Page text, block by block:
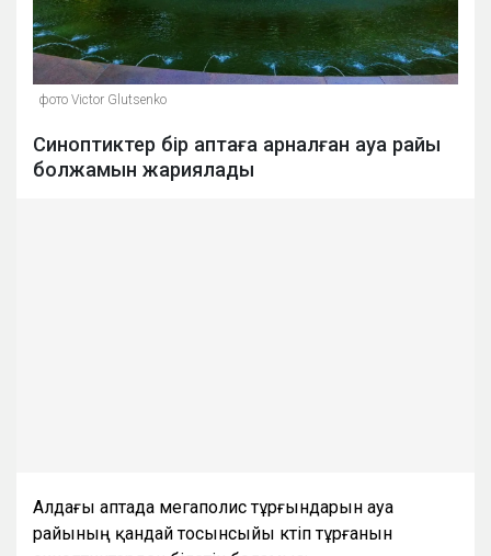
фото Victor Glutsenko
Синоптиктер бір аптаға арналған ауа райы
болжамын жариялады
Алдағы аптада мегаполис тұрғындарын ауа
райының қандай тосынсыйы күтіп тұрғанын